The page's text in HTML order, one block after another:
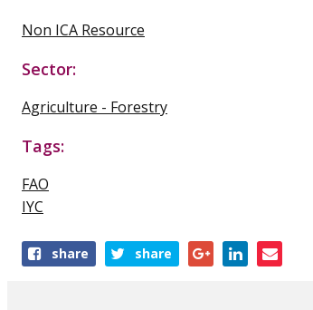
Non ICA Resource
Sector:
Agriculture - Forestry
Tags:
FAO
IYC
Shareshare share